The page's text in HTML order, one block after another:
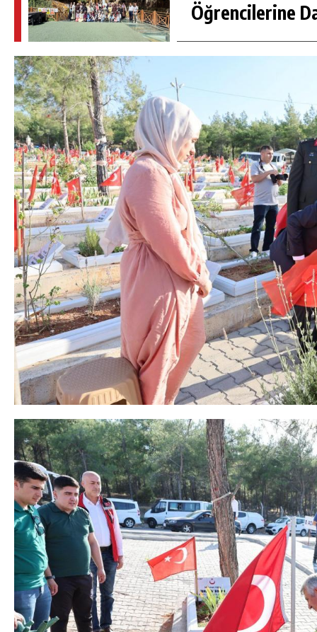
Öğrencilerine
GÜNLÜK HABER AKIŞI
GÖKSUN HAFIZLIK KIZ KUR’AN KURSU
ÖĞRENCILERINE DARENDE GEZISI.